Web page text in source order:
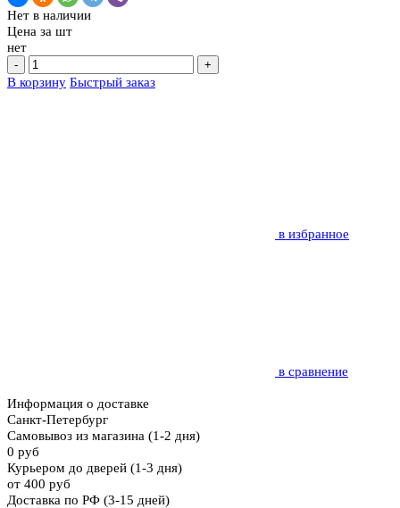
Нет в наличии
Цена за шт
нет
- +
В корзину Быстрый заказ
в избранное
в сравнение
Информация о доставке
Санкт-Петербург
Самовывоз из магазина (1-2 дня)
0 руб
Курьером до дверей (1-3 дня)
от 400 руб
Доставка по РФ (3-15 дней)